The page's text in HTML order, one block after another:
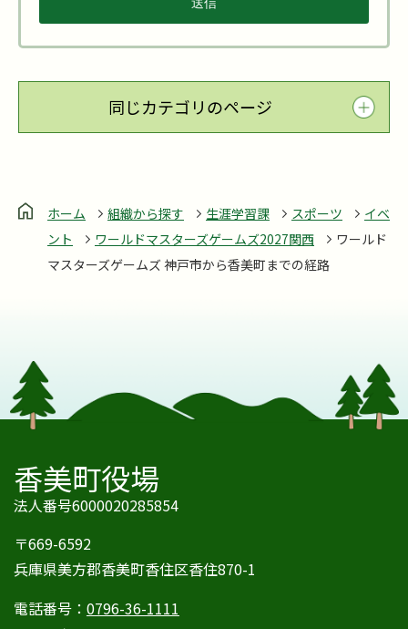
同じカテゴリのページ
ホーム 組織から探す 生涯学習課 スポーツ
イベ
ント
ワールドマスターズゲームズ2027関西
ワールド
マスターズゲームズ 神戸市から香美町までの経路
香美町役場
法人番号6000020285854
〒669-6592
兵庫県美方郡香美町香住区香住870-1
電話番号： 0796-36-1111